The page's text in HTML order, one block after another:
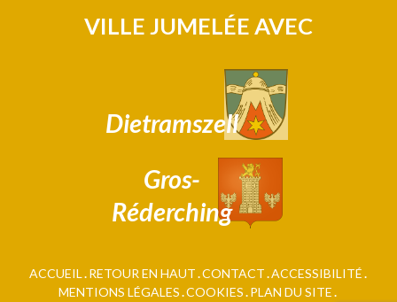
VILLE JUMELÉE AVEC
Dietramszell
Gros-
Réderching
ACCUEIL RETOUR EN HAUT CONTACT ACCESSIBILITÉ
MENTIONS LÉGALES COOKIES PLAN DU SITE